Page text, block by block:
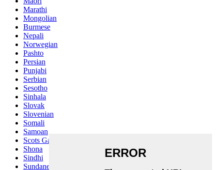
Marathi
Mongolian
Burmese
Nepali
Norwegian
Pashto
Persian
Punjabi
Serbian
Sesotho
Sinhala
Slovak
Slovenian
Somali
Samoan
Scots Gaelic
Shona
Sindhi
Sundanese